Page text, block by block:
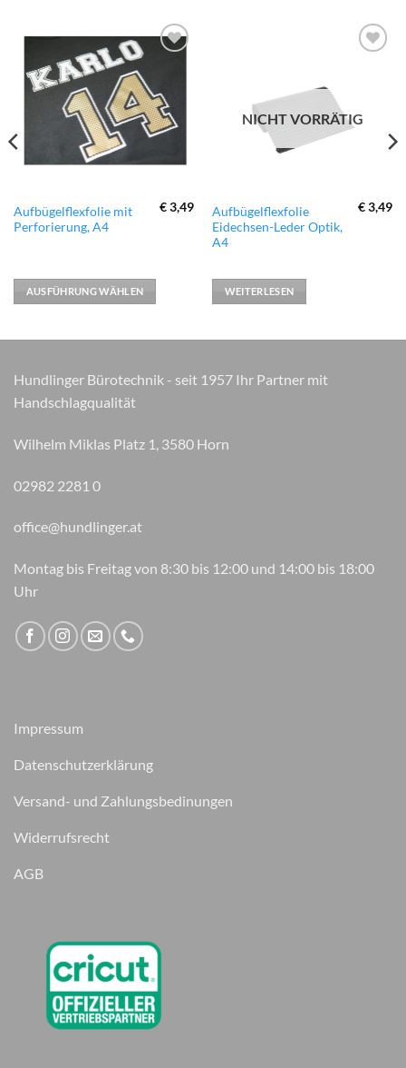
Wunschliste
hinzufügen
Aufbügelflexfolie mit
Perforierung, A4
€3,49
AUSFÜHRUNG WÄHLEN
Dieses
Produkt
Varianten
auf.
Optionen
auf
der
gewählt
hinzufügen
NICHT VORRÄTIG
Aufbügelflexfolie
Eidechsen-Leder Optik,
A4
€3,49
WEITERLESEN
Hundlinger Bürotechnik - seit 1957 Ihr Partner mit
Handschlagqualität
Wilhelm Miklas Platz 1, 3580 Horn
02982 2281 0
office@hundlinger.at
Montag bis Freitag von 8:30 bis 12:00 und 14:00 bis 18:00
Uhr
Impressum
Datenschutzerklärung
Versand- und Zahlungsbedinungen
Widerrufsrecht
AGB